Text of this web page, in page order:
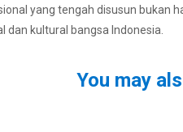
yang tengah disusun bukan
dan kultural bangsa Indonesia.
You may